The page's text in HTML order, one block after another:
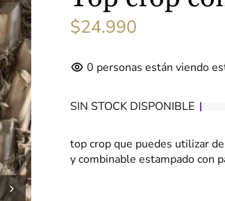
$24.990
0 personas están viendo
SIN STOCK DISPONIBLE
top crop que puedes utilizar
y combinable estampado con